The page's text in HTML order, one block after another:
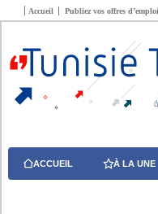
Accueil Publiez vos offres d’emploi
ACCUEIL À LA UNE